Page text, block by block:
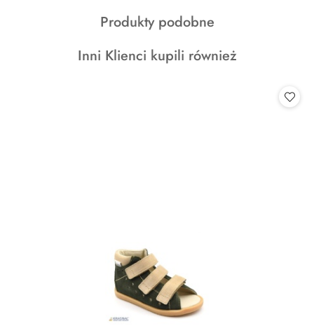
statusie:Produkty
statusie:
Produkty podobne
Produkty
Inni Klienci kupili również